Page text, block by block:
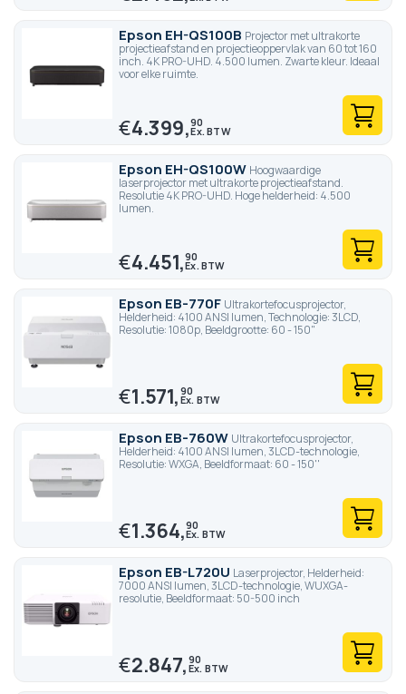
Epson EH-QS100B Projector met ultrakorte
projectieafstand en projectieoppervlak van 60 tot 160
inch. 4K PRO-UHD. 4.500 lumen. Zwarte kleur. Ideaal
voor elke ruimte.
€4.399,90
Epson EH-QS100W Hoogwaardige
laserprojector met ultrakorte projectieafstand.
Resolutie 4K PRO-UHD. Hoge helderheid: 4.500
lumen.
€4.451,90
Epson EB-770F Ultrakortefocusprojector,
Helderheid: 4100 ANSI lumen, Technologie: 3LCD,
Resolutie: 1080p, Beeldgrootte: 60 - 150"
€1.571,90
Epson EB-760W Ultrakortefocusprojector,
Helderheid: 4100 ANSI lumen, 3LCD-technologie,
Resolutie: WXGA, Beeldformaat: 60 - 150''
€1.364,90
Epson EB-L720U Laserprojector, Helderheid:
7000 ANSI lumen, 3LCD-technologie, WUXGA-
resolutie, Beeldformaat: 50-500 inch
€2.847,90